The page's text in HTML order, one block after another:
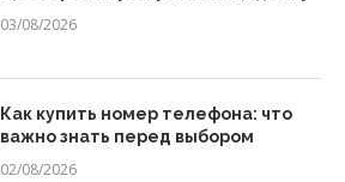
03/08/2026
Как купить номер телефона: что
важно знать перед выбором
02/08/2026